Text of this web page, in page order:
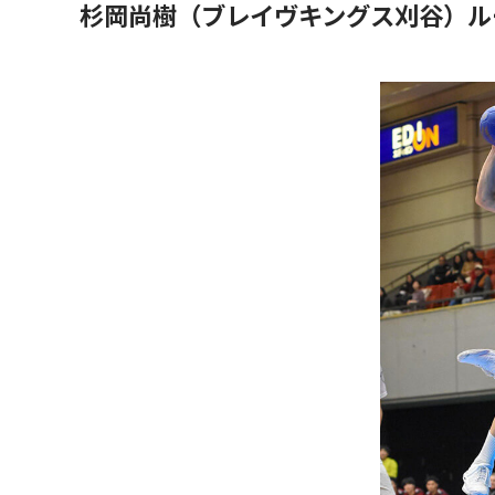
杉岡尚樹（ブレイヴキングス刈谷）